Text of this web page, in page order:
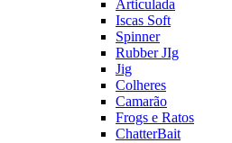
Articulada
Iscas Soft
Spinner
Rubber JIg
Jig
Colheres
Camarão
Frogs e Ratos
ChatterBait